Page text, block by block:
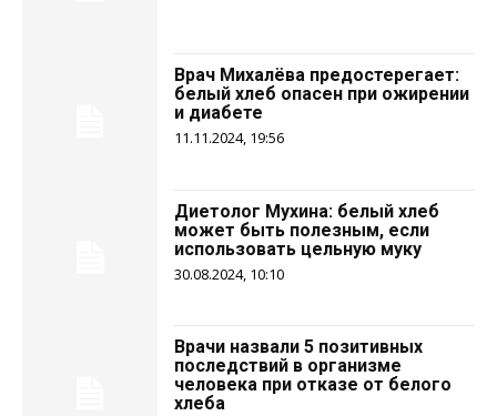
Врач Михалёва предостерегает:
белый хлеб опасен при ожирении
и диабете
11.11.2024, 19:56
Диетолог Мухина: белый хлеб
может быть полезным, если
использовать цельную муку
30.08.2024, 10:10
Врачи назвали 5 позитивных
последствий в организме
человека при отказе от белого
хлеба